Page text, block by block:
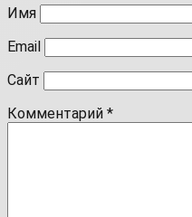
Имя
Email
Сайт
Комментарий *